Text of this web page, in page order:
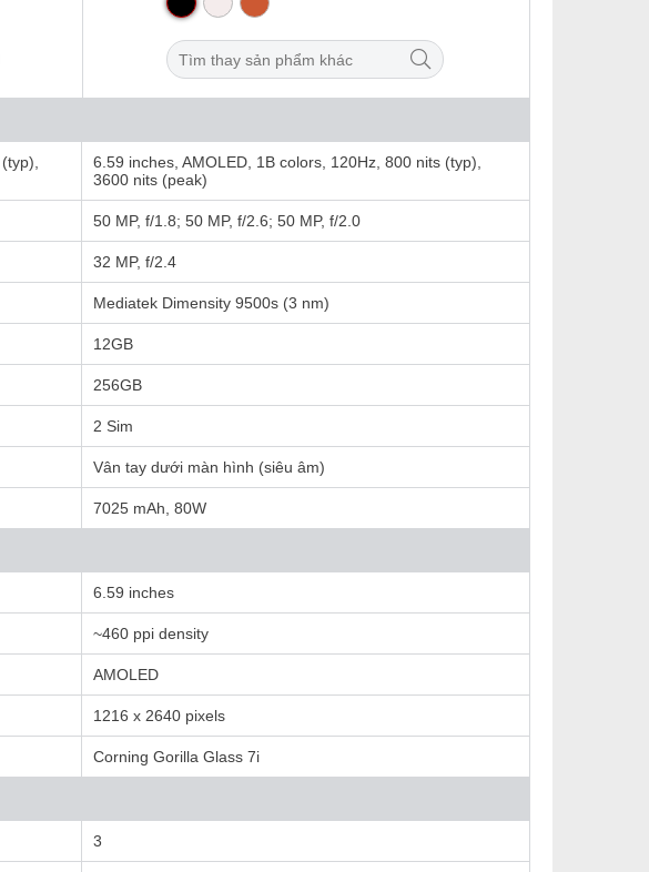
6.59 inches, AMOLED, 1B colors, 120Hz, 800 nits (typ),
3600 nits (peak)
50 MP, f/1.8; 50 MP, f/2.6; 50 MP, f/2.0
32 MP, f/2.4
Mediatek Dimensity 9500s (3 nm)
12GB
256GB
2 Sim
Vân tay dưới màn hình (siêu âm)
7025 mAh, 80W
6.59 inches
~460 ppi density
AMOLED
1216 x 2640 pixels
Corning Gorilla Glass 7i
3